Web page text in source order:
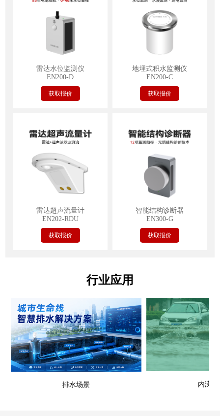
雷达水位监测仪
EN200-D
获取报价
地埋式积水监测仪
EN200-C
获取报价
雷达超声流量计
EN202-RDU
获取报价
智能结构诊断器
EN300-G
获取报价
行业应用
排水场景 内涝场